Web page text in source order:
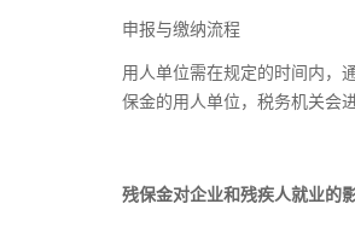
申报与缴纳流程
用人单位需在规定的时间内，
保金的用人单位，税务机关会
残保金对企业和残疾人就业的